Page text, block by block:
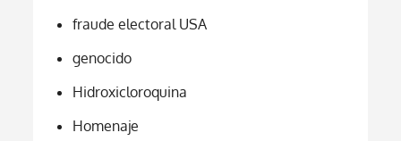
fraude electoral USA
genocido
Hidroxicloroquina
Homenaje